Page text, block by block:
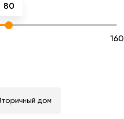
80
160
дом